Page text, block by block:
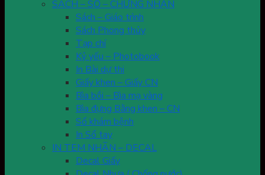
SÁCH – SỔ – CHỨNG NHẬN
Sách – Giáo trình
Sách Phong thủy
Tạp chí
Kỷ yếu – Photobook
In Bài dự thi
Giấy khen – Giấy CN
Bìa bồi – Bìa mạ vàng
Bìa đựng Bằng khen – CN
Sổ khám bệnh
In Sổ tay
IN TEM NHÃN – DECAL
Decal Giấy